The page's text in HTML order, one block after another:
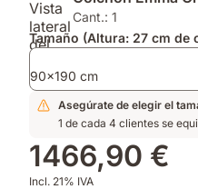
para
mayor
transpirabilidad,
confort
responsivo
hipoalergénica¹.
para
mayor
transpirabilidad.
Soporte
firme.
que
mantiene
tu
cama
fresca
limpia.
Cant.: 1
Tamaño (Altura: 27 cm de
90x190 cm
Asegúrate de elegir el
1 de cada 4 clientes se
1466,90 €
Incl. 21% IVA